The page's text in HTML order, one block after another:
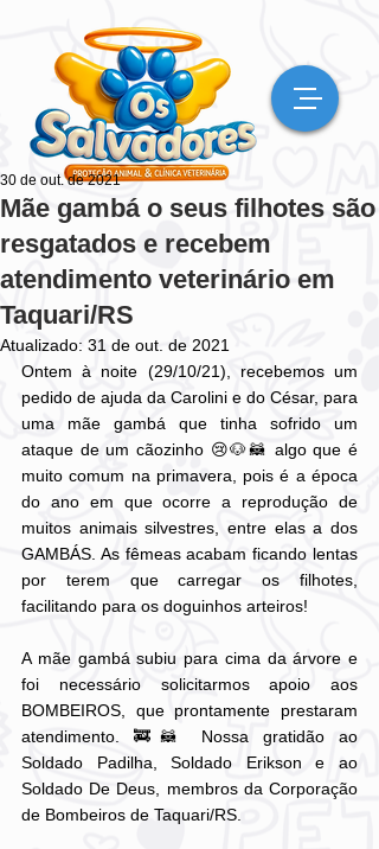
Mãe gambá o seus filhotes são
resgatados e recebem
atendimento veterinário em
Taquari/RS
30 de out. de 2021
Atualizado: 31 de out. de 2021
Ontem à noite (29/10/21), recebemos um
pedido de ajuda da Carolini e do César, para
uma mãe gambá que tinha sofrido um
ataque de um cãozinho 😢🐶🦝 algo que é
muito comum na primavera, pois é a época
do ano em que ocorre a reprodução de
muitos animais silvestres, entre elas a dos
GAMBÁS. As fêmeas acabam ficando lentas
por terem que carregar os filhotes,
facilitando para os doguinhos arteiros!
A mãe gambá subiu para cima da árvore e
foi necessário solicitarmos apoio aos
BOMBEIROS, que prontamente prestaram
atendimento. 🚒🦝 Nossa gratidão ao
Soldado Padilha, Soldado Erikson e ao
Soldado De Deus, membros da Corporação
de Bombeiros de Taquari/RS.